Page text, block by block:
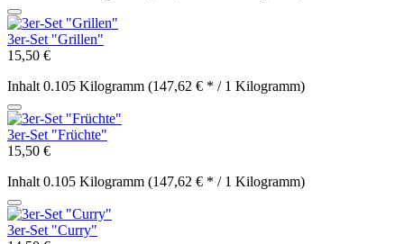
3er-Set "Grillen"
15,50 €
Inhalt 0.105 Kilogramm (147,62 € * / 1 Kilogramm)
3er-Set "Früchte"
15,50 €
Inhalt 0.105 Kilogramm (147,62 € * / 1 Kilogramm)
3er-Set "Curry"